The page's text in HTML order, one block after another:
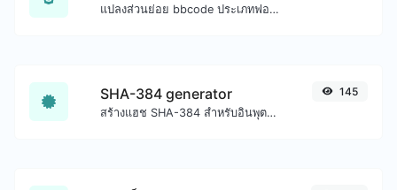
แปลงส่วนย่อย bbcode ประเภทฟอรัมเป็นโค้ด HTML ดิบ
SHA-384 generator
สร้างแฮช SHA-384 สำหรับอินพุตสตริงใดๆ
145